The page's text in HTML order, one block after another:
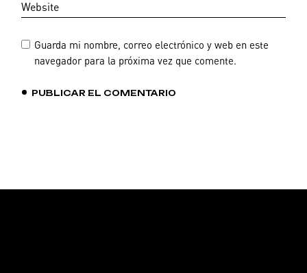
Guarda mi nombre, correo electrónico y web en este
navegador para la próxima vez que comente.
PUBLICAR EL COMENTARIO